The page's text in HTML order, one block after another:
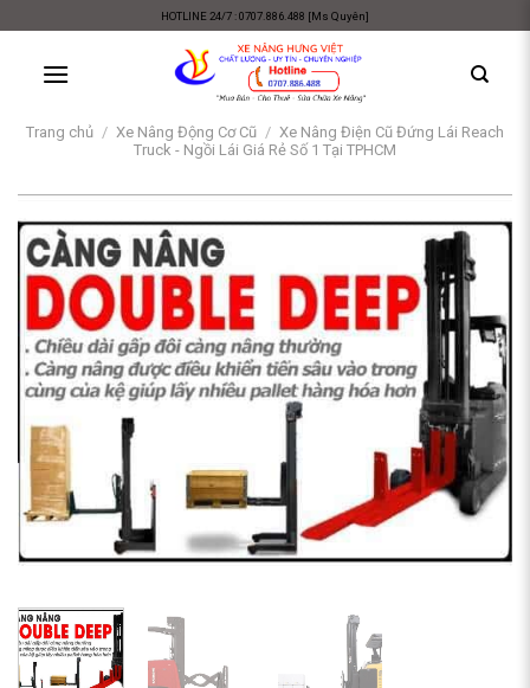
content
HOTLINE 24/7 : 0707.886.488 [Ms Quyên]
Trang chủ / Xe Nâng Động Cơ Cũ / Xe Nâng Điện Cũ Đứng Lái Reach
Truck - Ngồi Lái Giá Rẻ Số 1 Tại TPHCM